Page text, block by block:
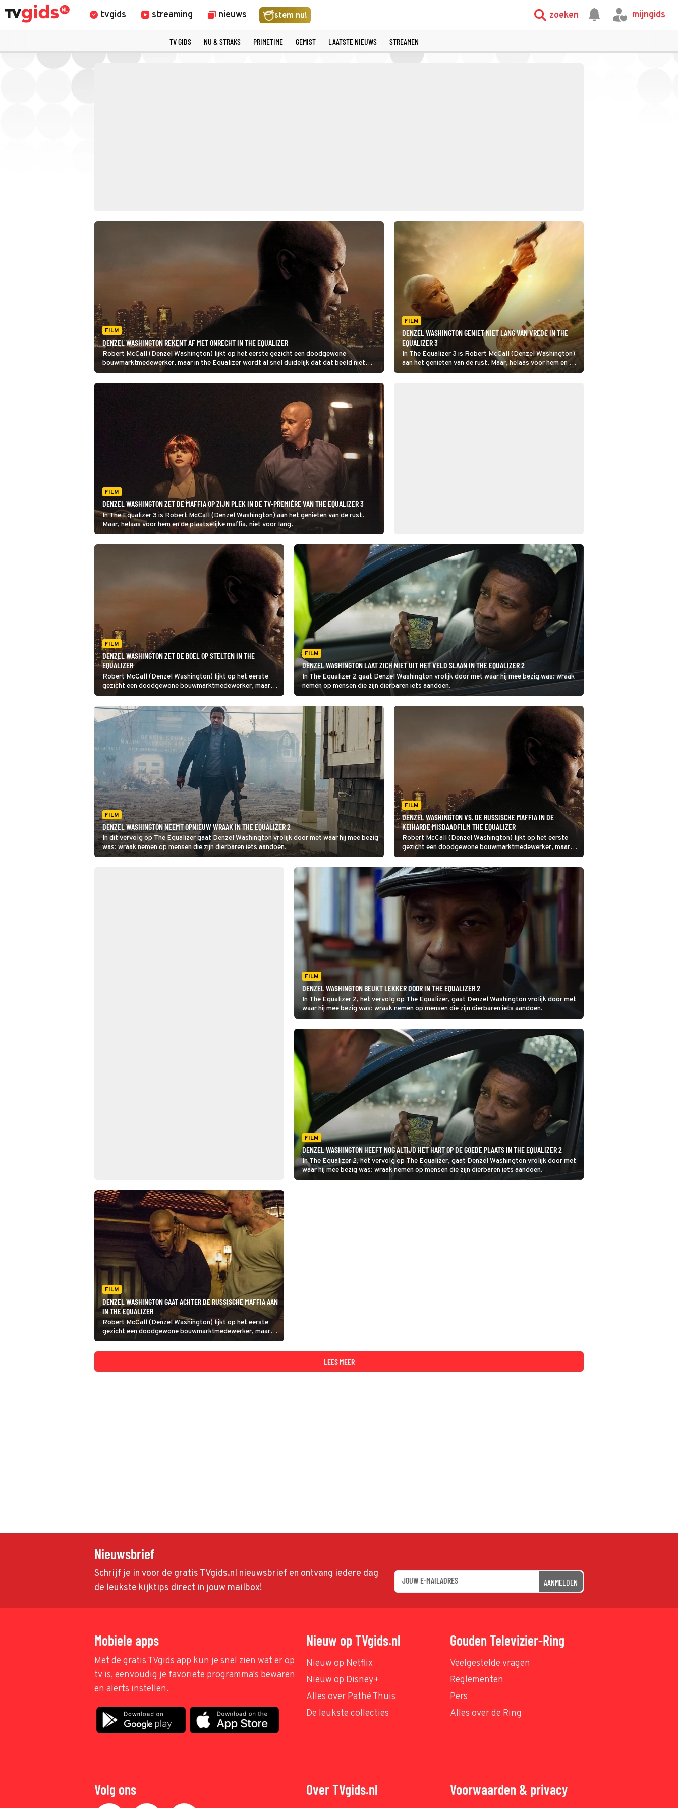
tvgids streaming nieuws stem nu! zoeken mijngids
TV GIDS NU & STRAKS PRIMETIME GEMIST LAATSTE NIEUWS STREAMEN
FILM
DENZEL WASHINGTON REKENT AF MET ONRECHT IN THE EQUALIZER
Robert McCall (Denzel Washington) lijkt op het eerste gezicht een doodgewone
bouwmarktmedewerker, maar in the Equalizer wordt al snel duidelijk dat dat beeld niet
helemaal klopt.
FILM
DENZEL WASHINGTON GENIET NIET LANG VAN VREDE IN THE
EQUALIZER 3
In The Equalizer 3 is Robert McCall (Denzel Washington)
aan het genieten van de rust. Maar, helaas voor hem en de
plaatselijke maffia, niet voor lang.
FILM
DENZEL WASHINGTON ZET DE MAFFIA OP ZIJN PLEK IN DE TV-PREMIÈRE VAN THE EQUALIZER 3
In The Equalizer 3 is Robert McCall (Denzel Washington) aan het genieten van de rust.
Maar, helaas voor hem en de plaatselijke maffia, niet voor lang.
FILM
DENZEL WASHINGTON ZET DE BOEL OP STELTEN IN THE
EQUALIZER
Robert McCall (Denzel Washington) lijkt op het eerste
gezicht een doodgewone bouwmarktmedewerker, maar
in The Equalizer wordt al snel duidelijk dat dat beeld niet
helemaal klopt.
FILM
DENZEL WASHINGTON LAAT ZICH NIET UIT HET VELD SLAAN IN THE EQUALIZER 2
In The Equalizer 2 gaat Denzel Washington vrolijk door met waar hij mee bezig was: wraak
nemen op mensen die zijn dierbaren iets aandoen.
FILM
DENZEL WASHINGTON NEEMT OPNIEUW WRAAK IN THE EQUALIZER 2
In dit vervolg op The Equalizer gaat Denzel Washington vrolijk door met waar hij mee bezig
was: wraak nemen op mensen die zijn dierbaren iets aandoen.
FILM
DENZEL WASHINGTON VS. DE RUSSISCHE MAFFIA IN DE
KEIHARDE MISDAADFILM THE EQUALIZER
Robert McCall (Denzel Washington) lijkt op het eerste
gezicht een doodgewone bouwmarktmedewerker, maar
in The Equalizer wordt al snel duidelijk dat dat beeld niet
helemaal klopt.
FILM
DENZEL WASHINGTON BEUKT LEKKER DOOR IN THE EQUALIZER 2
In The Equalizer 2, het vervolg op The Equalizer, gaat Denzel Washington vrolijk door met
waar hij mee bezig was: wraak nemen op mensen die zijn dierbaren iets aandoen.
FILM
DENZEL WASHINGTON HEEFT NOG ALTIJD HET HART OP DE GOEDE PLAATS IN THE EQUALIZER 2
In The Equalizer 2, het vervolg op The Equalizer, gaat Denzel Washington vrolijk door met
waar hij mee bezig was: wraak nemen op mensen die zijn dierbaren iets aandoen.
FILM
DENZEL WASHINGTON GAAT ACHTER DE RUSSISCHE MAFFIA AAN
IN THE EQUALIZER
Robert McCall (Denzel Washington) lijkt op het eerste
gezicht een doodgewone bouwmarktmedewerker, maar
in The Equalizer wordt al snel duidelijk dat dat beeld niet
helemaal klopt.
LEES MEER
Nieuwsbrief
Schrijf je in voor de gratis TVgids.nl nieuwsbrief en ontvang iedere dag
de leukste kijktips direct in jouw mailbox!
AANMELDEN
Mobiele apps
Met de gratis TVgids app kun je snel zien wat er op
tv is, eenvoudig je favoriete programma's bewaren
en alerts instellen.
Nieuw op TVgids.nl
Nieuw op Netflix
Nieuw op Disney+
Alles over Pathé Thuis
De leukste collecties
Gouden Televizier-Ring
Veelgestelde vragen
Reglementen
Pers
Alles over de Ring
Volg ons Over TVgids.nl Voorwaarden & privacy